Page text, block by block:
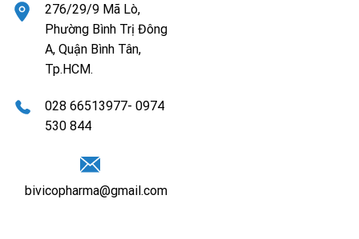
276/29/9 Mã Lò,
Phường Bình Trị Đông
A, Quận Bình Tân,
Tp.HCM.
028 66513977- 0974
530 844
bivicopharma@gmail.com